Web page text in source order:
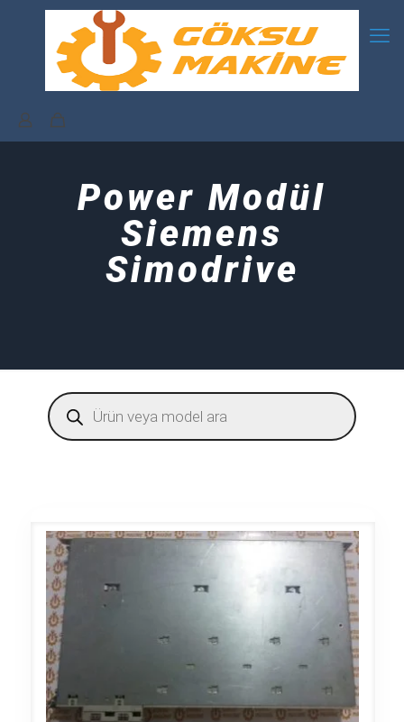
Power Modül
Siemens
Simodrive
Products
search